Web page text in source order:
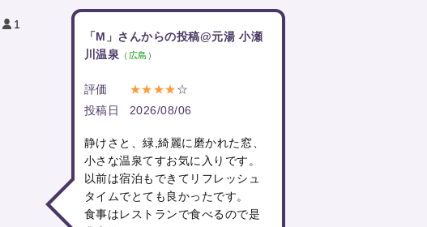
1
「M」さんからの投稿@元湯 小瀬
川温泉 （広島）
評価 ★★★★☆
投稿日
2026/08/06
静けさと、緑,綺麗に磨かれた窓、
小さな温泉てすお気に入りです。
以前は宿泊もできてリフレッシュ
タイムでとても良かったです。
食事はレストランで食べるので是